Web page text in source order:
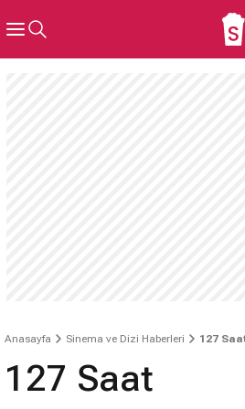
Anasayfa Sinema ve Dizi Haberleri 127
127 Saat